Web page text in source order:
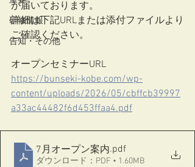
研修情報
告知・その他
が届いております。
詳細は下記URLまたは添付ファイルより
ご確認ください。
オープンセミナーURL
https://bunseki-kobe.com/wp-
content/uploads/2026/05/cbffcb39997
a33ac44482f6d453ffaa4.pdf
7月オープン案内.pdf
ダウンロード：PDF • 1.60MB